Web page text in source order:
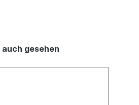
auch gesehen